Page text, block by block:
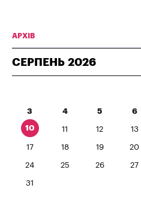
АРХІВ
СЕРПЕНЬ 2026
3 4 5 6
10 11 12 13
17 18 19 20
24 25 26 27
31